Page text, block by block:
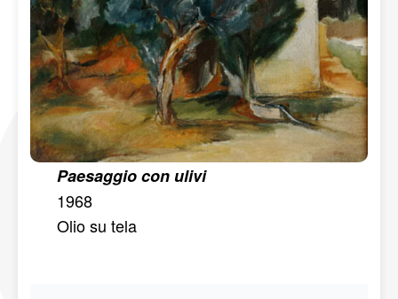
Paesaggio con ulivi
1968
Olio su tela